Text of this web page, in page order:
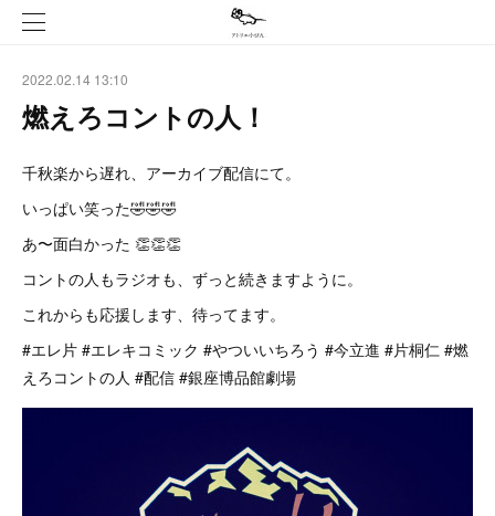
2022.02.14 13:10
燃えろコントの人！
千秋楽から遅れ、アーカイブ配信にて。
いっぱい笑った🤣🤣🤣
あ〜面白かった 👏👏👏
コントの人もラジオも、ずっと続きますように。
これからも応援します、待ってます。
#エレ片 #エレキコミック #やついいちろう #今立進 #片桐仁 #燃
えろコントの人 #配信 #銀座博品館劇場